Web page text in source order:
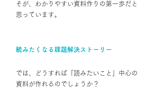
そが、わかりやすい資料作りの第一歩だと
思っています。
読みたくなる課題解決ストーリー
では、どうすれば「読みたいこと」中心の
資料が作れるのでしょうか？